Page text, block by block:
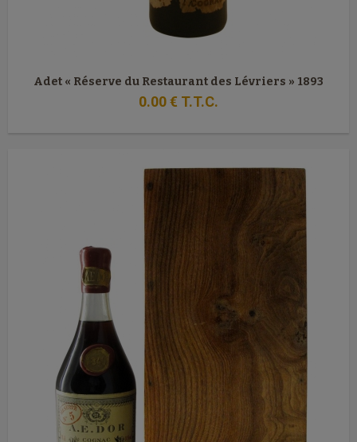
Adet « Réserve du Restaurant des Lévriers » 1893
0.00€ T.T.C.